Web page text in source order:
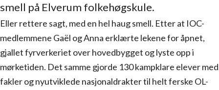
smell på Elverum folkehøgskule.
Eller rettere sagt, med en hel haug smell. Etter at IOC-
medlemmene Gaël og Anna erklærte lekene for åpnet,
gjallet fyrverkeriet over hovedbygget og lyste opp i
mørketiden. Det samme gjorde 130 kampklare elever med
fakler og nyutviklede nasjonaldrakter til helt ferske OL-